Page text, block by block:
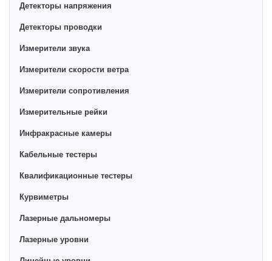
Детекторы напряжения
Детекторы проводки
Измерители звука
Измерители скорости ветра
Измерители сопротивления
Измерительные рейки
Инфракрасные камеры
Кабельные тестеры
Квалификационные тестеры
Курвиметры
Лазерные дальномеры
Лазерные уровни